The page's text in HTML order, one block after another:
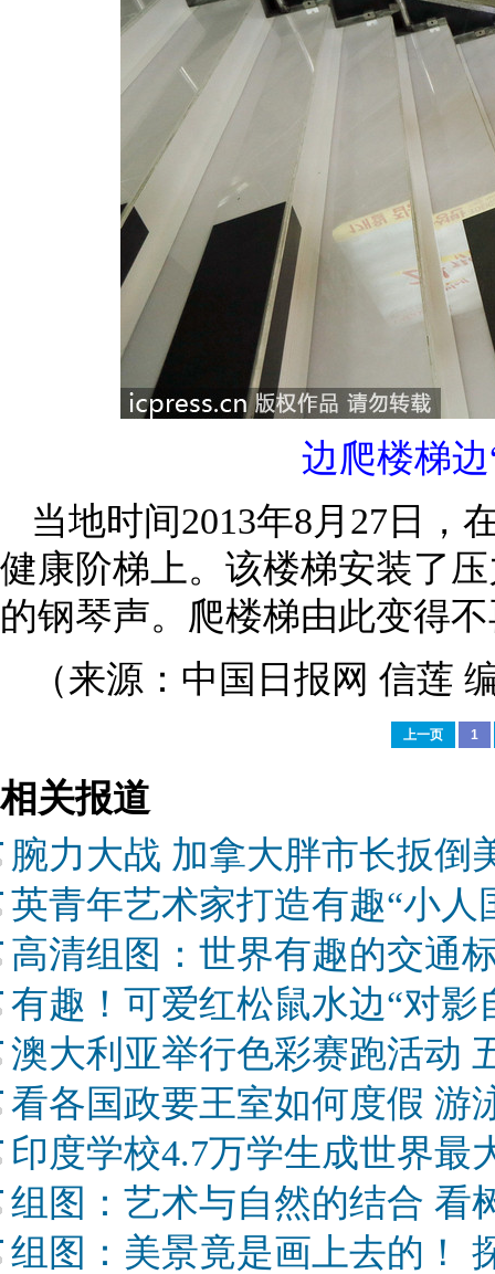
边爬楼梯
当地时间2013年8月27日，
健康阶梯上。该楼梯安装了
的钢琴声。爬楼梯由此变得
（来源：中国日报网 信莲
上一页 1
相关报道
腕力大战 加拿大胖市长扳倒
英青年艺术家打造有趣“小人
高清组图：世界有趣的交通
有趣！可爱红松鼠水边“对影
澳大利亚举行色彩赛跑活动
看各国政要王室如何度假 游
印度学校4.7万学生成世界最
组图：艺术与自然的结合 看
组图：美景竟是画上去的！